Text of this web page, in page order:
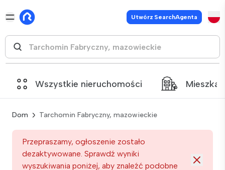
Utwórz SearchAgenta
Wszystkie nieruchomości
Dom Tarchomin Fabryczny, mazowieckie
Przepraszamy, ogłoszenie zostało
dezaktywowane. Sprawdź wyniki
wyszukiwania poniżej, aby znaleźć podobne